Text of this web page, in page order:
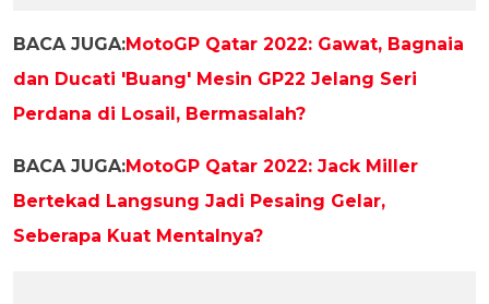
BACA JUGA:MotoGP Qatar 2022: Gawat, Bagnaia
dan Ducati 'Buang' Mesin GP22 Jelang Seri
Perdana di Losail, Bermasalah?
BACA JUGA:MotoGP Qatar 2022: Jack Miller
Bertekad Langsung Jadi Pesaing Gelar,
Seberapa Kuat Mentalnya?